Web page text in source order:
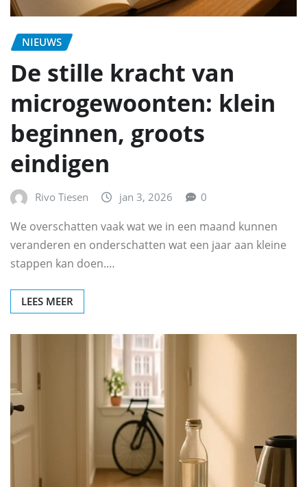
NIEUWS
De stille kracht van
microgewoonten: klein
beginnen, groots
eindigen
Rivo Tiesen jan 3, 2026 0
We overschatten vaak wat we in een maand kunnen
veranderen en onderschatten wat een jaar aan kleine
stappen kan doen.…
LEES MEER